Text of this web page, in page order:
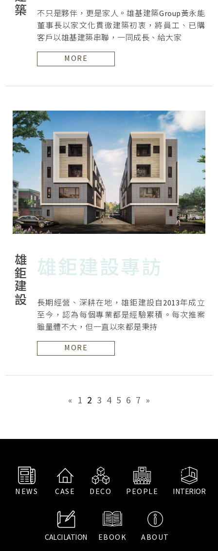
不只是夥伴，更是家人。雄基建築Group黃永能
董事長以家文化貫徹建築初衷，將員工、已購
客戶以雄基建築串聯，一同成長、給大家
MORE
雄鉅建設 雄鉅建設專訪
長期經營、深耕在地，雄鉅建設自2013年成立
至今，認為每個專業都是經驗累積。每次推案
雖量體不大，但一直以來都是秉持
MORE
« 1 2 3 4 5 6 7 »
NEWS CASE DECO PEOPLE INTERIOR
CALCILATION EBOOK ABOUT